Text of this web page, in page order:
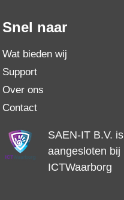
Snel naar
Wat bieden wij
Support
Over ons
Contact
SAEN-IT B.V. is
aangesloten bij
ICTWaarborg